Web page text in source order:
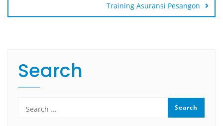
Training Asuransi Pesangon
Search